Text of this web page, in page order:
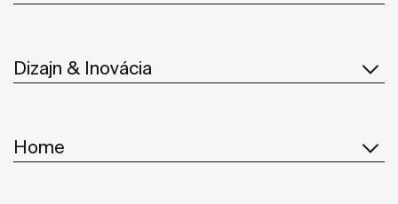
Dizajn & Inovácia
Home